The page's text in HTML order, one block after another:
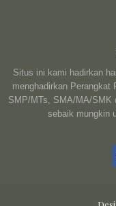
Situs ini kami hadirkan
menghadirkan Perangkat
SMP/MTs, SMA/MA/SMK
sebaik mungkin